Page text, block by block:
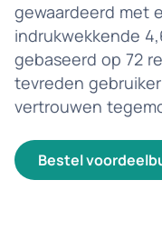
gewaardeerd met
indrukwekkende
gebaseerd op 72
tevreden
vertrouwen
bestel